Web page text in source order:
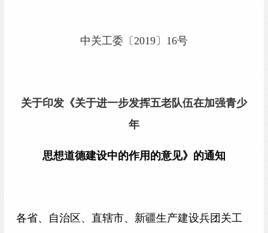
中关工委〔2019〕16号
关于印发《关于进一步发挥五老队伍在加强青少
年
思想道德建设中的作用的意见》的通知
各省、自治区、直辖市、新疆生产建设兵团关工